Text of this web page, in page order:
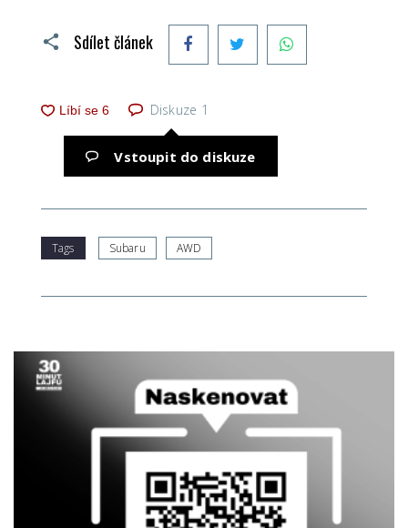
Sdílet článek FacebookTwitter
Diskuze 1
Vstoupit do diskuze
Tags Subaru AWD